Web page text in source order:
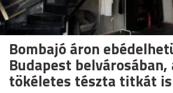
Bombajó áron
Budapest belvárosában,
tökéletes tészta titkát